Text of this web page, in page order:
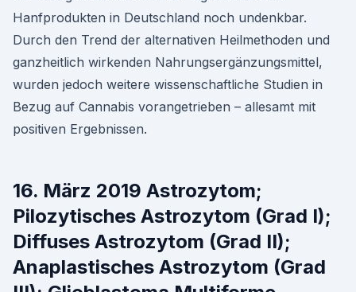
Hanfprodukten in Deutschland noch undenkbar.
Durch den Trend der alternativen Heilmethoden und
ganzheitlich wirkenden Nahrungsergänzungsmittel,
wurden jedoch weitere wissenschaftliche Studien in
Bezug auf Cannabis vorangetrieben – allesamt mit
positiven Ergebnissen.
16. März 2019 Astrozytom;
Pilozytisches Astrozytom (Grad I);
Diffuses Astrozytom (Grad II);
Anaplastisches Astrozytom (Grad